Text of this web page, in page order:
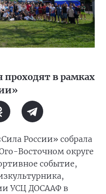
в рамках
России» собрала
Восточном округе
событие,
УСЦ ДОСААФ в